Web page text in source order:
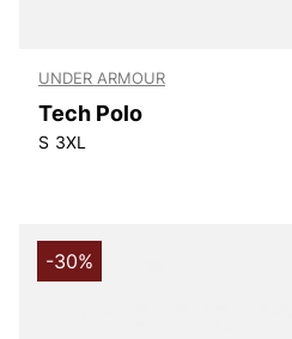
UNDER ARMOUR
Tech Polo
S 3XL
-30%